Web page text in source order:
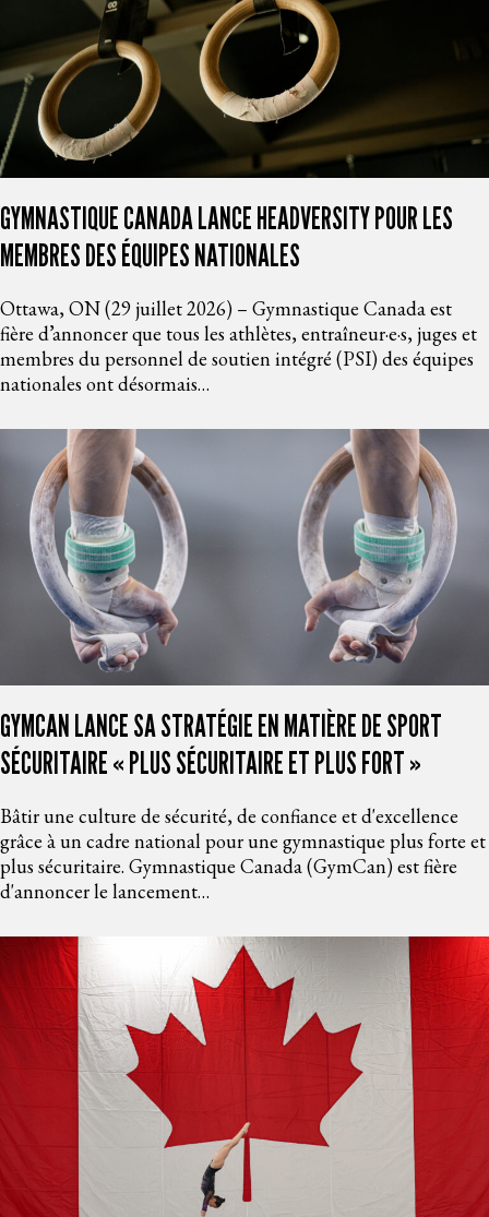
GYMNASTIQUE CANADA LANCE HEADVERSITY POUR LES
MEMBRES DES ÉQUIPES NATIONALES
Ottawa, ON (29 juillet 2026) – Gymnastique Canada est
fière d’annoncer que tous les athlètes, entraîneur·e·s, juges et
membres du personnel de soutien intégré (PSI) des équipes
nationales ont désormais…
GYMCAN LANCE SA STRATÉGIE EN MATIÈRE DE SPORT
SÉCURITAIRE « PLUS SÉCURITAIRE ET PLUS FORT »
Bâtir une culture de sécurité, de confiance et d'excellence
grâce à un cadre national pour une gymnastique plus forte et
plus sécuritaire. Gymnastique Canada (GymCan) est fière
d'annoncer le lancement…